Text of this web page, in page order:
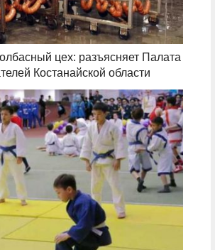
цех: разъясняет Палата
Костанайской области